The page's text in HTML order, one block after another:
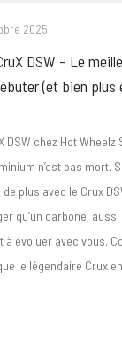
2025
DSW – Le
(et bien plus
DSW chez Hot Wheelz
n’est pas mort.
plus avec le Crux
qu’un carbone, aussi
à évoluer avec vous.
le légendaire Crux